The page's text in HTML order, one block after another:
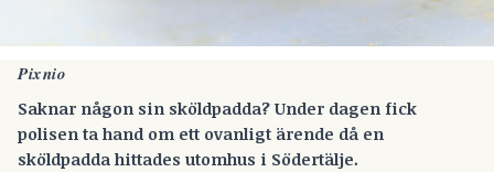
Pixnio
Saknar någon sin sköldpadda? Under dagen fick
polisen ta hand om ett ovanligt ärende då en
sköldpadda hittades utomhus i Södertälje.